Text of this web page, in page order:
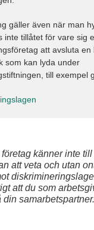
gäller även när man
inte tillåtet för vare sig
att avsluta en
som kan lyda under
till exempel
känner inte
att veta och utan
att du som
din samarbetspartner.